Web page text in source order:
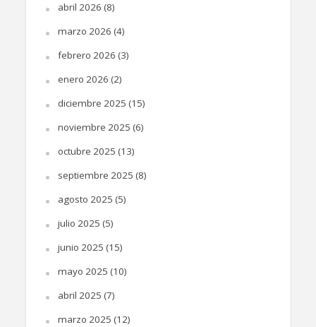
abril 2026 (8)
marzo 2026 (4)
febrero 2026 (3)
enero 2026 (2)
diciembre 2025 (15)
noviembre 2025 (6)
octubre 2025 (13)
septiembre 2025 (8)
agosto 2025 (5)
julio 2025 (5)
junio 2025 (15)
mayo 2025 (10)
abril 2025 (7)
marzo 2025 (12)